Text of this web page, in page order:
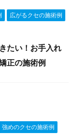
広がるクセの施術例
たい！お手入れ
正の施術例
強めのクセの施術例